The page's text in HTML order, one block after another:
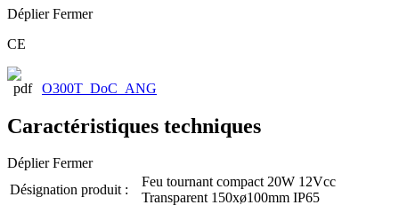
Déplier Fermer
CE
O300T_DoC_ANG
Caractéristiques techniques
Déplier Fermer
Désignation produit :
Feu tournant compact 20W 12Vcc
Transparent 150xø100mm IP65